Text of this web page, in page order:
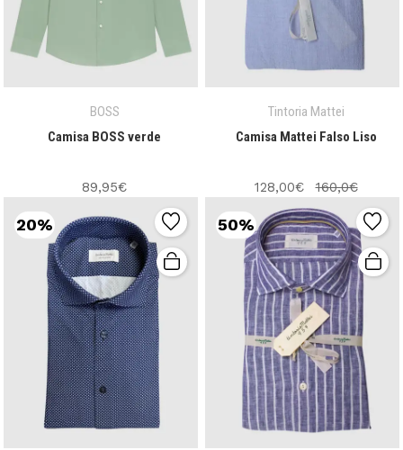
BOSS
Camisa BOSS verde
89,95€
Tintoria Mattei
Camisa Mattei Falso Liso
128,00€ 160,0€
20% 50%